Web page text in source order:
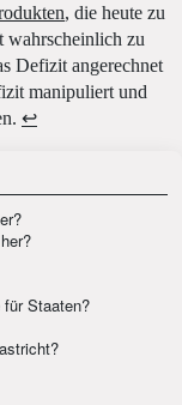
, die heute zu
wahrscheinlich zu
Defizit angerechnet
manipuliert und
↩
Staaten?